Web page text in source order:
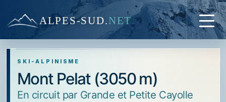
ALPES-SUD.NET
SKI-ALPINISME
Mont Pelat (3050 m)
en circuit par Grande et Petite Cayolle